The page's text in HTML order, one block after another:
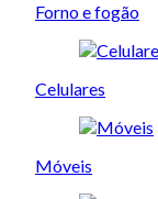
Forno e fogão
Celulares
Móveis